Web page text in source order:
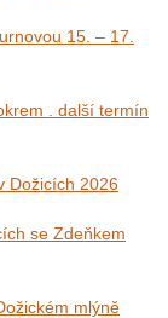
15. – 17.
. další termín
Dožicích 2026
se Zdeňkem
mlýně